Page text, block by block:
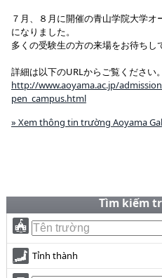
７月、８月に開催の青山学院大学
になりました。
多くの受験生の方の来場をお待ちし
詳細は以下のURLからご覧ください。
http://www.aoyama.ac.jp/
pen_campus.html
» Xem thông tin trường Aoyama
Tìm kiếm
Tỉnh thành